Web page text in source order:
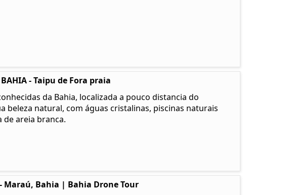
- Taipu de Fora praia
da Bahia, localizada a pouco distancia do
beleza natural, com águas cristalinas, piscinas naturais
areia branca.
Maraú, Bahia | Bahia Drone Tour